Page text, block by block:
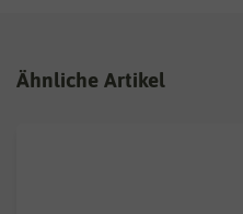
Ähnliche Artikel